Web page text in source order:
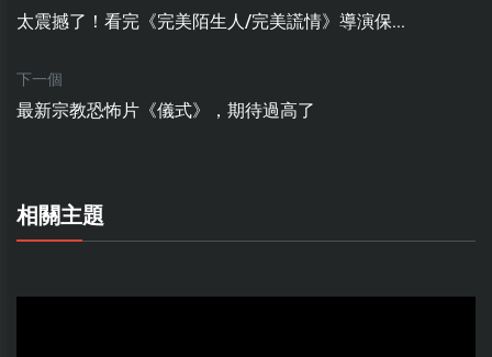
太震撼了！看完《完美陌生人/完美謊情》導演保...
下一個
最新宗教恐怖片《儀式》，期待過高了
相關主題